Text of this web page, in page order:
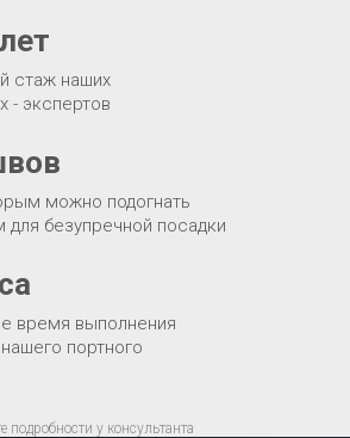
можно подогнать
для безупречной посадки
стаж наших
- экспертов
подробности у консультанта
время выполнения
портного